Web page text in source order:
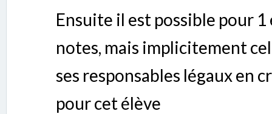
Ensuite il est possible pour
notes, mais implicitement
ses responsables légaux en
pour cet élève